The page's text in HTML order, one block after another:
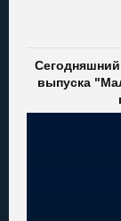
выпуска